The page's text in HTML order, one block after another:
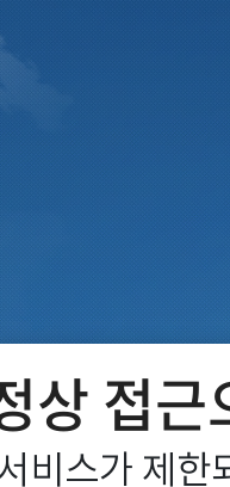
상 접근
비스가 제한